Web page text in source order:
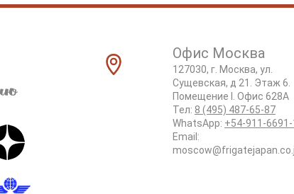
Офис Москва
127030, г. Москва, ул.
Сущевская, д 21. Этаж 6.
Помещение I. Офис 628А
Тел: 8 (495) 487-65-87
WhatsApp: +54-911-
Email: